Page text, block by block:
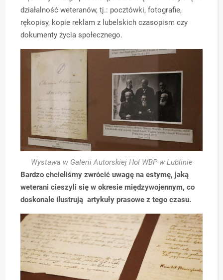
działalność weteranów, tj.: pocztówki, fotografie,
rękopisy, kopie reklam z lubelskich czasopism czy
dokumenty życia społecznego.
Wystawa w Galerii Autorskiej Hol WBP w Lublinie
Bardzo chcieliśmy zwrócić uwagę na estymę, jaką
weterani cieszyli się w okresie międzywojennym, co
doskonale ilustrują artykuły prasowe z tego czasu.